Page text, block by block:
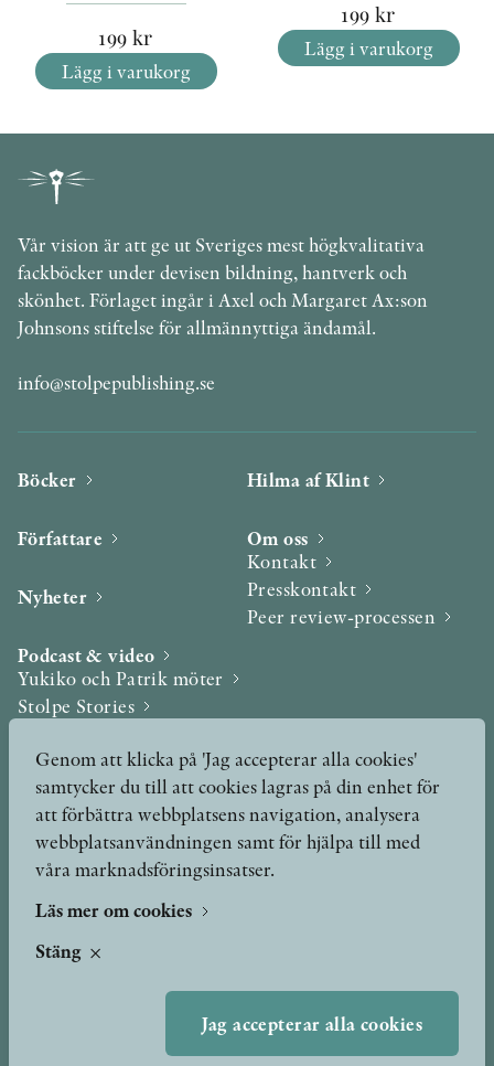
199 kr
Lägg i varukorg
199 kr
Lägg i varukorg
Vår vision är att ge ut Sveriges mest högkvalitativa
fackböcker under devisen bildning, hantverk och
skönhet. Förlaget ingår i Axel och Margaret Ax:son
Johnsons stiftelse för allmännyttiga ändamål.
info@stolpepublishing.se
Böcker
Författare
Nyheter
Podcast & video
Yukiko och Patrik möter
Stolpe Stories
Utmärkelser & Format
Utmärkelser
Övriga format
Hilma af Klint
Om oss
Kontakt
Presskontakt
Peer review-processen
Genom att klicka på 'Jag accepterar alla cookies'
samtycker du till att cookies lagras på din enhet för
att förbättra webbplatsens navigation, analysera
webbplatsanvändningen samt för hjälpa till med
våra marknadsföringsinsatser.
Läs mer om cookies
Stäng
Jag accepterar alla cookies